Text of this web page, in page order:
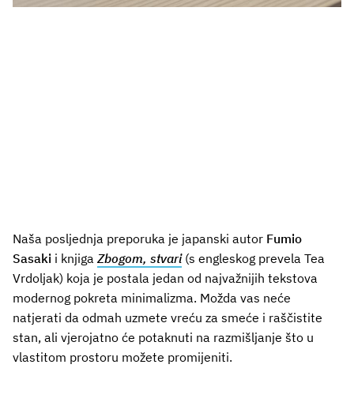
Naša posljednja preporuka je japanski autor Fumio
Sasaki i knjiga Zbogom, stvari(s engleskog prevela Tea
Vrdoljak) koja je postala jedan od najvažnijih tekstova
modernog pokreta minimalizma. Možda vas neće
natjerati da odmah uzmete vreću za smeće i raščistite
stan, ali vjerojatno će potaknuti na razmišljanje što u
vlastitom prostoru možete promijeniti.